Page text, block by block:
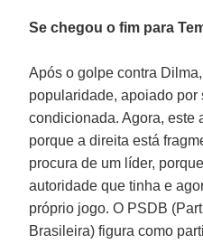
Se chegou o fim para
Após o golpe contra
popularidade, apoiado
condicionada. Agora, este
porque a direita está
procura de um líder,
autoridade que tinha e
próprio jogo. O PSDB
Brasileira) figura como